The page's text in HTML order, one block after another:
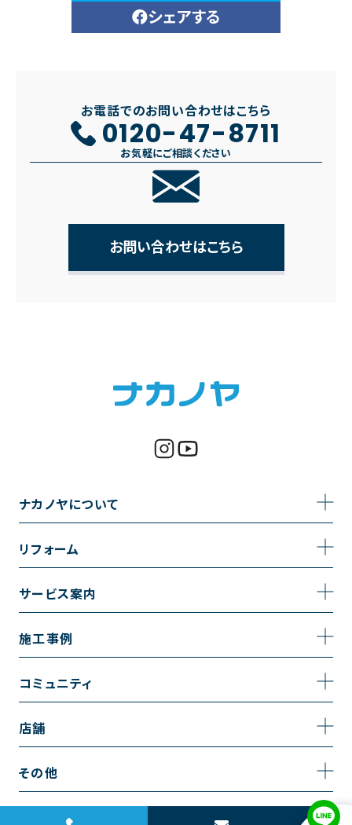
シェアする
お電話でのお問い合わせはこちら
0120-47-8711
お気軽にご相談ください
お問い合わせはこちら
ナカノヤについて
採用情報
リフォーム
トイレのリフォーム
キッチンのリフォーム
リノベーション
内装のリフォーム
水回りのリフォーム
サービス案内
サービスの流れ
施工事例
施工事例一覧
お風呂の施工事例
コミュニティ
コミュニティ
お知らせ
店舗
越谷店
その他
お問い合わせ